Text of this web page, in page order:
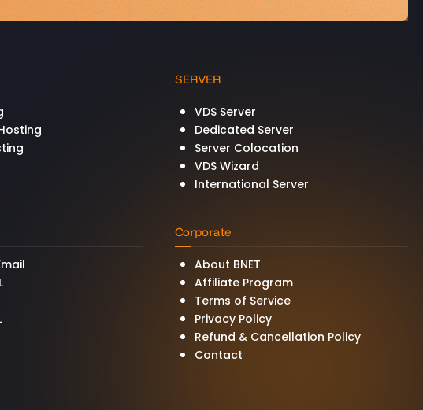
SERVER
VDS Server
Dedicated Server
Server Colocation
VDS Wizard
International Server
Corporate
About BNET
Affiliate Program
Terms of Service
Privacy Policy
Refund & Cancellation Policy
Contact